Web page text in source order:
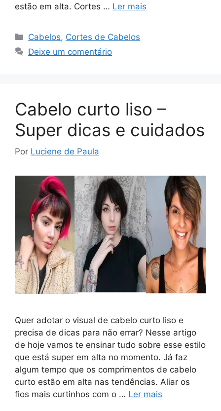
estão em alta. Cortes … Ler mais
Categorias
Cabelos, Cortes de Cabelos
Deixe um comentário
Cabelo curto liso –
Super dicas e cuidados
Por Luciene de Paula
Quer adotar o visual de cabelo curto liso e
precisa de dicas para não errar? Nesse artigo
de hoje vamos te ensinar tudo sobre esse estilo
que está super em alta no momento. Já faz
algum tempo que os comprimentos de cabelo
curto estão em alta nas tendências. Aliar os
fios mais curtinhos com o … Ler mais